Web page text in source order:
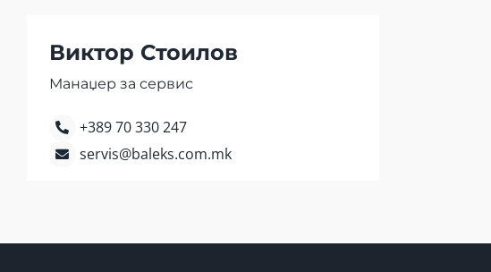
Виктор Стоилов
Манаџер за сервис
+389 70 330 247
servis@baleks.com.mk